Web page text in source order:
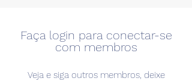
Faça login para conectar-se
com membros
Veja e siga outros membros, deixe